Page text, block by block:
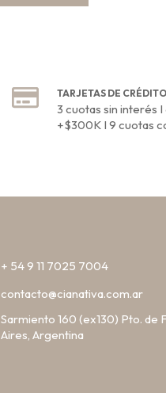
TARJETAS DE CRÉDITO
3 cuotas sin interés
+$300K I 9 cuotas
+ 54 9 11 7025 7004
contacto@cianativa.com.ar
Sarmiento 160 (ex130) Pto. de
Aires, Argentina